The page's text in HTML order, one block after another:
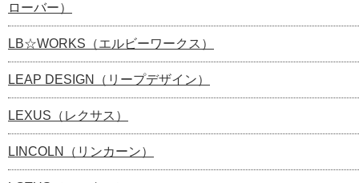
ローバー）
LB☆WORKS（エルビーワークス）
LEAP DESIGN（リープデザイン）
LEXUS（レクサス）
LINCOLN（リンカーン）